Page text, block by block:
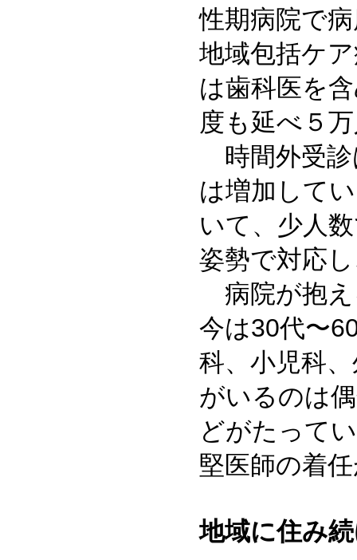
性期病院で
地域包括ケ
は歯科医を
度も延べ５
時間外受診
は増加して
いて、少人
姿勢で対応
病院が抱え
今は30代〜
科、小児科
がいるのは
どがたって
堅医師の着
地域に住み